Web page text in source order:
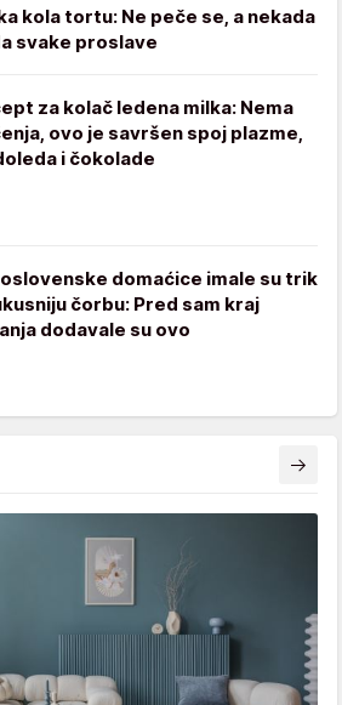
kola tortu: Ne peče se, a nekada
svake proslave
za kolač ledena milka: Nema
ovo je savršen spoj plazme,
i čokolade
domaćice imale su trik
čorbu: Pred sam kraj
dodavale su ovo